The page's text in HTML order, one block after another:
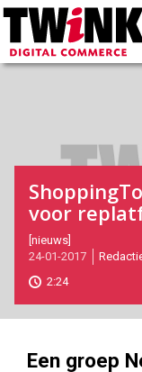
Twinkle
Digital
Commerce
Hoofdmenu
voor
2017-
01-
24T15:49:00
2017-
05-
[nieuws]
24-01-2017
2:24
Een groep